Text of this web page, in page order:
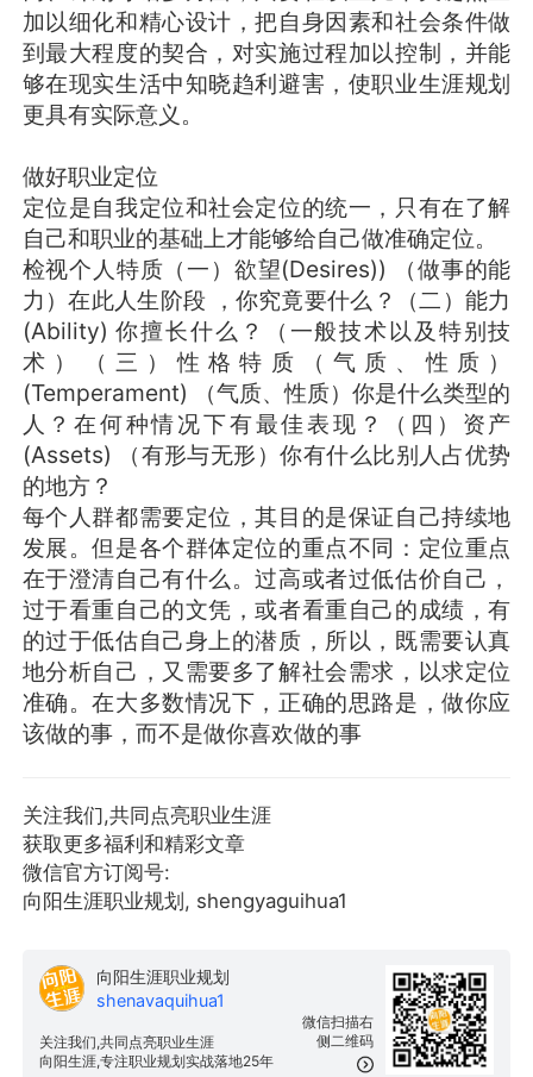
加以细化和精心设计，把自身因素和社会条件做
到最大程度的契合，对实施过程加以控制，并能
够在现实生活中知晓趋利避害，使职业生涯规划
更具有实际意义。
做好职业定位
定位是自我定位和社会定位的统一，只有在了解
自己和职业的基础上才能够给自己做准确定位。
检视个人特质（一）欲望(Desires)) （做事的能
力）在此人生阶段 ，你究竟要什么？（二）能力
(Ability) 你擅长什么？（一般技术以及特别技
术）（三）性格特质（气质、性质）
(Temperament) （气质、性质）你是什么类型的
人？在何种情况下有最佳表现？（四）资产
(Assets) （有形与无形）你有什么比别人占优势
的地方？
每个人群都需要定位，其目的是保证自己持续地
发展。但是各个群体定位的重点不同：定位重点
在于澄清自己有什么。过高或者过低估价自己，
过于看重自己的文凭，或者看重自己的成绩，有
的过于低估自己身上的潜质，所以，既需要认真
地分析自己，又需要多了解社会需求，以求定位
准确。在大多数情况下，正确的思路是，做你应
该做的事，而不是做你喜欢做的事
关注我们,共同点亮职业生涯
获取更多福利和精彩文章
微信官方订阅号:
向阳生涯职业规划, shengyaguihua1
微信扫描右
侧二维码
向阳生涯职业规划
shenavaquihua1
关注我们,共同点亮职业生涯
向阳生涯,专注职业规划实战落地25年